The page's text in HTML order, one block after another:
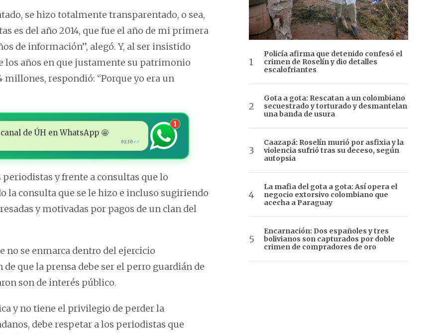
se hizo totalmente transparentado, o sea,
es del año 2014, que fue el año de mi primera
de información”, alegó. Y, al ser insistido
los años en que justamente su patrimonio
millones, respondió: “Porque yo era un
de ÚH en WhatsApp 🤩
01:30 ✓✓
1
y frente a consultas que lo
la consulta que se le hizo e incluso sugiriendo
y motivadas por pagos de un clan del
se enmarca dentro del ejercicio
que la prensa debe ser el perro guardián de
son de interés público.
y no tiene el privilegio de perder la
debe respetar a los periodistas que
Policía afirma que detenido confesó el
crimen de Roselín y dio detalles
escalofriantes
Gota a gota: Rescatan a un colombiano
secuestrado y torturado y desmantelan
una banda de usura
Caazapá: Roselín murió por asfixia y la
violencia sufrió tras su deceso, según
autopsia
La mafia del gota a gota: Así opera el
negocio extorsivo colombiano que
acecha a Paraguay
Encarnación: Dos españoles y tres
bolivianos son capturados por doble
crimen de compradores de oro